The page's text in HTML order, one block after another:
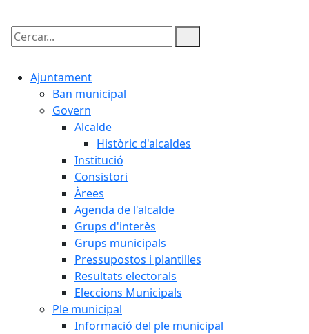
Cercar:
Ajuntament
Ban municipal
Govern
Alcalde
Històric d'alcaldes
Institució
Consistori
Àrees
Agenda de l'alcalde
Grups d'interès
Grups municipals
Pressupostos i plantilles
Resultats electorals
Eleccions Municipals
Ple municipal
Informació del ple municipal